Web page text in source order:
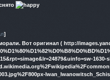
]
Вот оригинал ( http://
1630-